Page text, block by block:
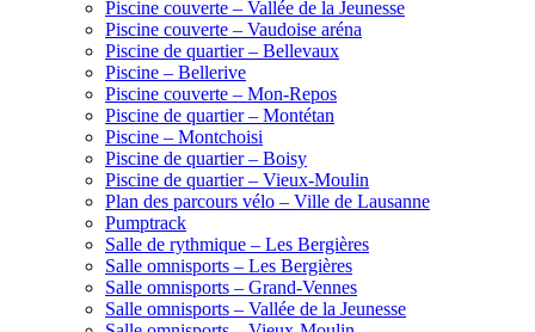
Piscine couverte – Vallée de la Jeunesse
Piscine couverte – Vaudoise aréna
Piscine de quartier – Bellevaux
Piscine – Bellerive
Piscine couverte – Mon-Repos
Piscine de quartier – Montétan
Piscine – Montchoisi
Piscine de quartier – Boisy
Piscine de quartier – Vieux-Moulin
Plan des parcours vélo – Ville de Lausanne
Pumptrack
Salle de rythmique – Les Bergières
Salle omnisports – Les Bergières
Salle omnisports – Grand-Vennes
Salle omnisports – Vallée de la Jeunesse